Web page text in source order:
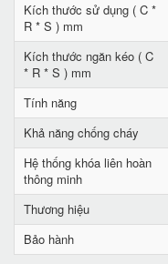
Kích thước sử dụng ( C *
R * S ) mm
Kích thước ngăn kéo ( C
* R * S ) mm
Tính năng
Khả năng chống cháy
Hệ thống khóa liên hoàn
thông minh
Thương hiệu
Bảo hành